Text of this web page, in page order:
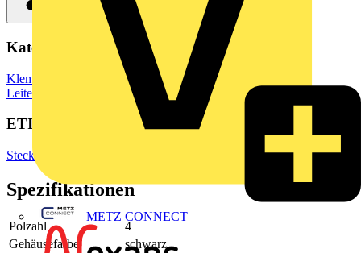
METZ CONNECT
Kategorien
Klemmen, Steckverbinder & Verbindungselemente
Leiterplattensteckverbinder
ETIM Group
Steckverbinder
Spezifikationen
Polzahl
4
Gehäusefarbe
schwarz